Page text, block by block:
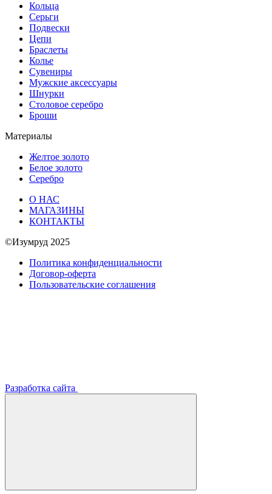
Кольца
Серьги
Подвески
Цепи
Браслеты
Колье
Сувениры
Мужские аксессуары
Шнурки
Столовое серебро
Броши
Материалы
Желтое золото
Белое золото
Серебро
О НАС
МАГАЗИНЫ
КОНТАКТЫ
©Изумруд 2025
Политика конфиденциальности
Договор-оферта
Пользовательские соглашения
Разработка сайта